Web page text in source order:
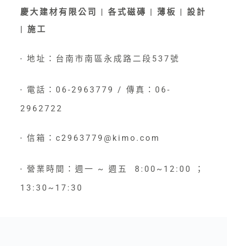
慶大建材有限公司 | 各式磁磚 | 薄板 | 設計
| 施工
● 地址：台南市南區永成路二段537號
●
電話：06-2963779 / 傳真：06-
2962722
● 信箱：c2963779@kimo.com
●
營業時間：週一 ~ 週五 8:00~12:00 ；
13:30~17:30